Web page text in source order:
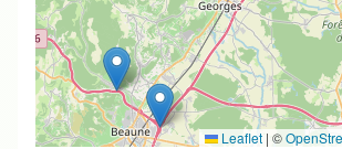
Leaflet | ©